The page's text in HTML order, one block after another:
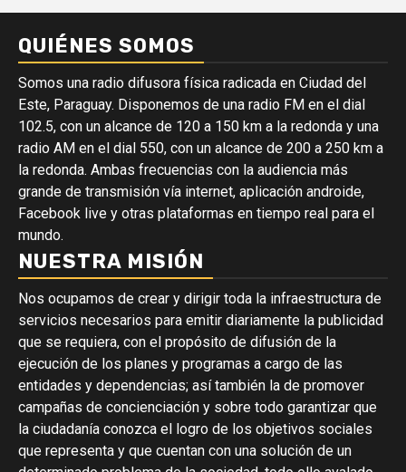
QUIÉNES SOMOS
Somos una radio difusora física radicada en Ciudad del
Este, Paraguay. Disponemos de una radio FM en el dial
102.5, con un alcance de 120 a 150 km a la redonda y una
radio AM en el dial 550, con un alcance de 200 a 250 km a
la redonda. Ambas frecuencias con la audiencia más
grande de transmisión vía internet, aplicación androide,
Facebook live y otras plataformas en tiempo real para el
mundo.
NUESTRA MISIÓN
Nos ocupamos de crear y dirigir toda la infraestructura de
servicios necesarios para emitir diariamente la publicidad
que se requiera, con el propósito de difusión de la
ejecución de los planes y programas a cargo de las
entidades y dependencias; así también la de promover
campañas de concienciación y sobre todo garantizar que
la ciudadanía conozca el logro de los objetivos sociales
que representa y que cuentan con una solución de un